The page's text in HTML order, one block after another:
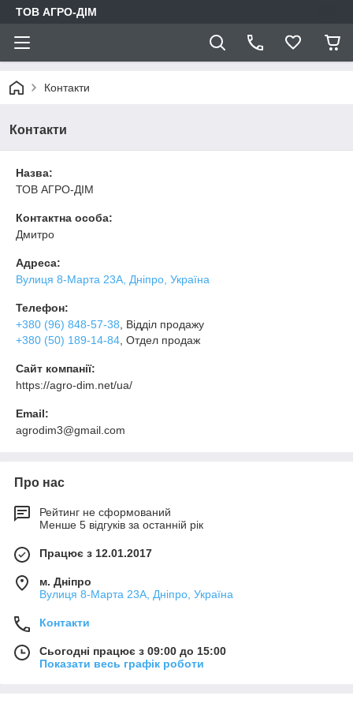
ТОВ АГРО-ДIМ
Контакти
Контакти
Назва:
ТОВ АГРО-ДІМ
Контактна особа:
Дмитро
Адреса:
Вулиця 8-Марта 23А, Дніпро, Україна
Телефон:
+380 (96) 848-57-38 , Відділ продажу
+380 (50) 189-14-84 , Отдел продаж
Сайт компанії:
https://agro-dim.net/ua/
Email:
agrodim3@gmail.com
Про нас
Рейтинг не сформований
Менше 5 відгуків за останній рік
Працює з 12.01.2017
м. Дніпро
Вулиця 8-Марта 23А, Дніпро, Україна
Контакти
Сьогодні працює з 09:00 до 15:00
Показати весь графік роботи